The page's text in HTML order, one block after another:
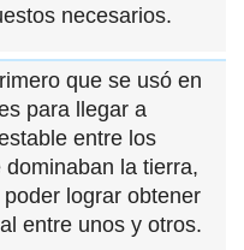
necesarios.
que se usó en
para llegar a
entre los
la tierra,
lograr obtener
entre unos y otros.